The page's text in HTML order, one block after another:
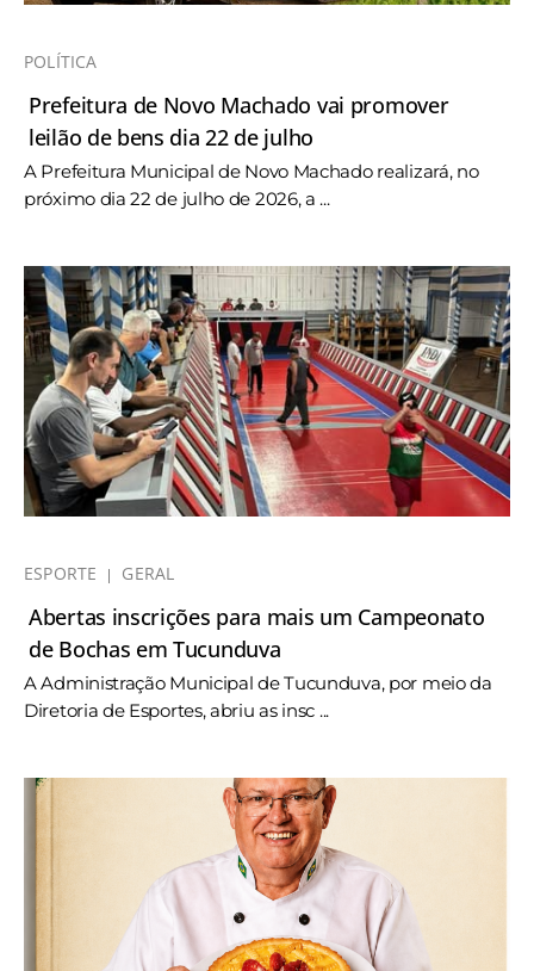
POLÍTICA
Prefeitura de Novo Machado vai promover
leilão de bens dia 22 de julho
A Prefeitura Municipal de Novo Machado realizará, no
próximo dia 22 de julho de 2026, a ...
ESPORTE GERAL
Abertas inscrições para mais um Campeonato
de Bochas em Tucunduva
A Administração Municipal de Tucunduva, por meio da
Diretoria de Esportes, abriu as insc ...